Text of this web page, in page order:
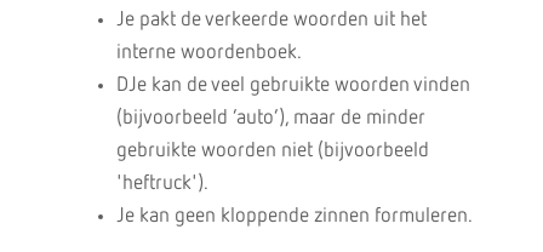
Je pakt de verkeerde woorden uit het
interne woordenboek.
DJe kan de veel gebruikte woorden vinden
(bijvoorbeeld ‘auto’), maar de minder
gebruikte woorden niet (bijvoorbeeld
'heftruck').
Je kan geen kloppende zinnen formuleren.